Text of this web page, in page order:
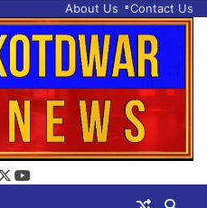
About Us Contact Us
twitter
youtube